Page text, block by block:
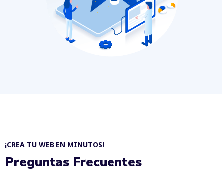
¡CREA TU WEB EN MINUTOS!
Preguntas Frecuentes